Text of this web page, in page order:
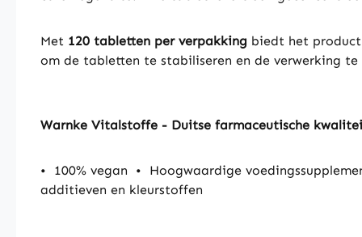
Met 120 tabletten per verpakking biedt het
om de tabletten te stabiliseren en de verwerking
Warnke Vitalstoffe - Duitse farmaceutische
• 100% vegan •
Hoogwaardige
additieven en kleurstoffen